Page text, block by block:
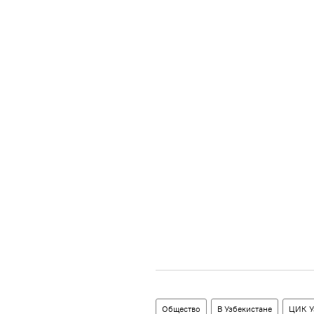
Общество В Узбекистане ЦИК